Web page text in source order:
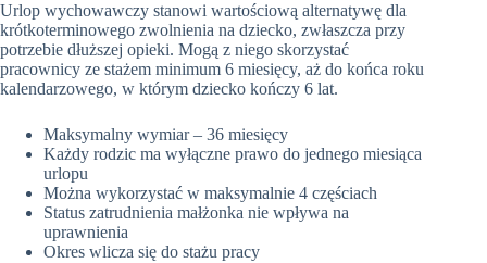
Urlop wychowawczy stanowi wartościową alternatywę dla
krótkoterminowego zwolnienia na dziecko, zwłaszcza przy
potrzebie dłuższej opieki. Mogą z niego skorzystać
pracownicy ze stażem minimum 6 miesięcy, aż do końca roku
kalendarzowego, w którym dziecko kończy 6 lat.
Maksymalny wymiar – 36 miesięcy
Każdy rodzic ma wyłączne prawo do jednego miesiąca
urlopu
Można wykorzystać w maksymalnie 4 częściach
Status zatrudnienia małżonka nie wpływa na
uprawnienia
Okres wlicza się do stażu pracy